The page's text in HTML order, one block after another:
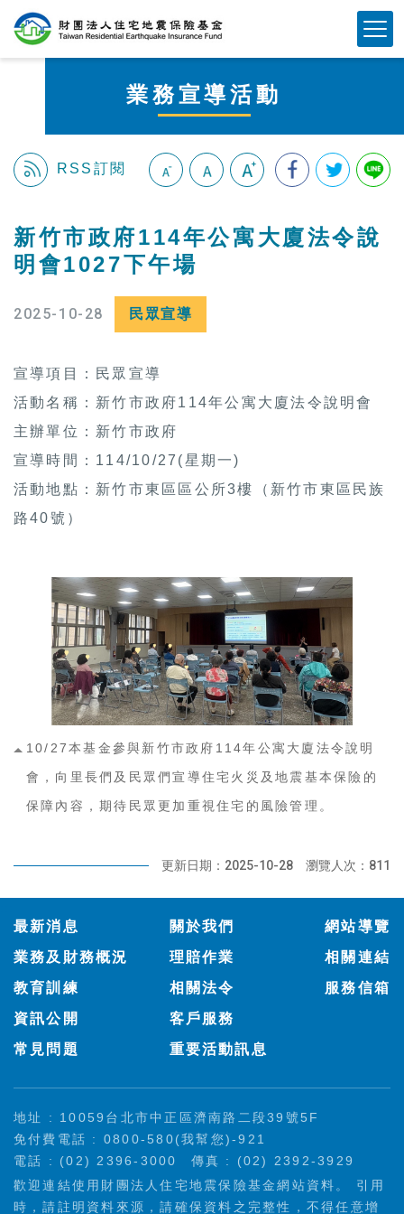
業務宣導活動
RSS訂閱
新竹市政府114年公寓大廈法令說
明會1027下午場
2025-10-28 民眾宣導
宣導項目：民眾宣導
活動名稱：新竹市政府114年公寓大廈法令說明會
主辦單位：新竹市政府
宣導時間：114/10/27(星期一)
活動地點：新竹市東區區公所3樓（新竹市東區民族
路40號）
10/27本基金參與新竹市政府114年公寓大廈法令說明
會，向里長們及民眾們宣導住宅火災及地震基本保險的
保障內容，期待民眾更加重視住宅的風險管理。
更新日期：2025-10-28 瀏覽人次：811
最新消息
關於我們
業務及財務概況
理賠作業
教育訓練
相關法令
資訊公開
客戶服務
常見問題
重要活動訊息
網站導覽
相關連結
服務信箱
地址 : 10059台北市中正區濟南路二段39號5F
免付費電話 : 0800-580(我幫您)-921
電話 : (02) 2396-3000
傳真 : (02) 2392-3929
歡迎連結使用財團法人住宅地震保險基金網站資料。 引用
時，請註明資料來源，請確保資料之完整性，不得任意增